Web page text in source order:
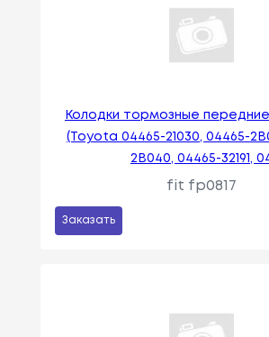
Колодки тормозные передние
(Toyota 04465-21030, 04465-
2B040, 04465-32191,
fit fp0817
Заказать